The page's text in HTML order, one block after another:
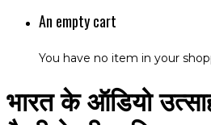
An empty cart
You have no item in your
भारत के ऑडियो